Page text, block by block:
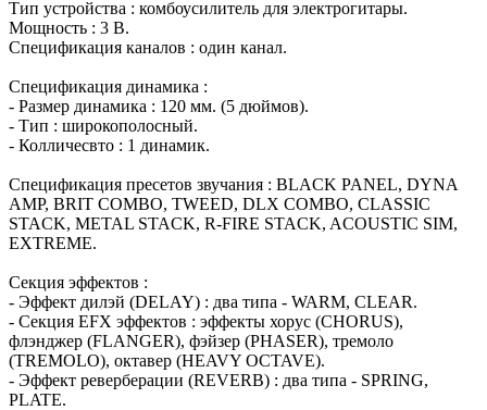
Тип устройства : комбоусилитель для электрогитары.
Мощность : 3 В.
Спецификация каналов : один канал.
Спецификация динамика :
- Размер динамика : 120 мм. (5 дюймов).
- Тип : широкополосный.
- Колличесвто : 1 динамик.
Спецификация пресетов звучания : BLACK PANEL, DYNA
AMP, BRIT COMBO, TWEED, DLX COMBO, CLASSIC
STACK, METAL STACK, R-FIRE STACK, ACOUSTIC SIM,
EXTREME.
Секция эффектов :
- Эффект дилэй (DELAY) : два типа - WARM, CLEAR.
- Секция EFX эффектов : эффекты хорус (CHORUS),
флэнджер (FLANGER), фэйзер (PHASER), тремоло
(TREMOLO), октавер (HEAVY OCTAVE).
- Эффект реверберации (REVERB) : два типа - SPRING,
PLATE.